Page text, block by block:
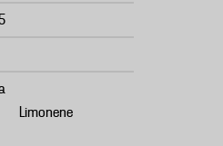
Limonene